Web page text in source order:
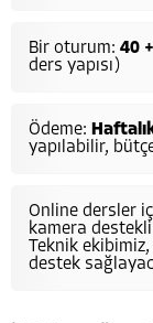
Bir oturum: 40
ders yapısı)
Ödeme:
yapılabilir,
Online dersler
kamera
Teknik
destek